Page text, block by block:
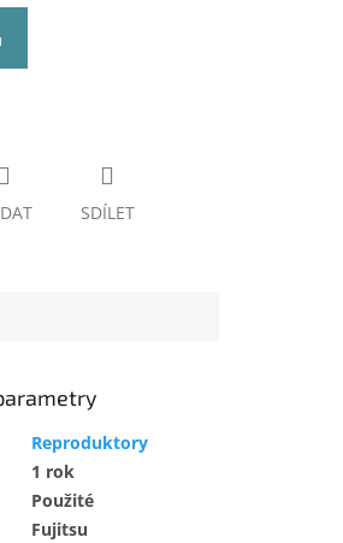
SDÍLET
Reproduktory
1 rok
Použité
Fujitsu